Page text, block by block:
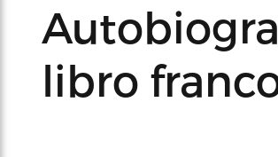
libro